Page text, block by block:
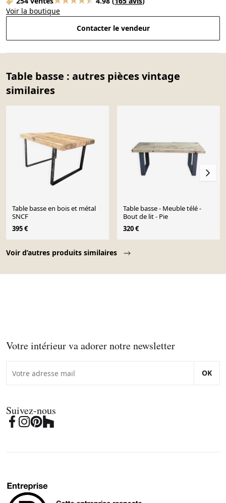
Voir la boutique
Contacter le vendeur
Table basse : autres pièces vintage
similaires
Voir d’autres produits similaires
Table basse en bois et métal
SNCF
395 €
Table basse - Meuble télé -
Bout de lit - Pie
320 €
Votre intérieur va adorer notre newsletter
OK
Suivez-nous